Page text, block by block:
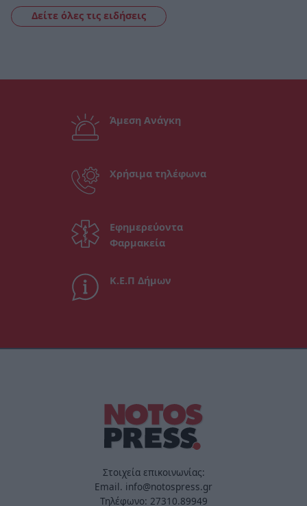
Δείτε όλες τις ειδήσεις
Άμεση Ανάγκη
Χρήσιμα τηλέφωνα
Εφημερεύοντα
Φαρμακεία
Κ.Ε.Π Δήμων
Στοιχεία επικοινωνίας:
Email. info@notospress.gr
Τηλέφωνο: 27310.89949